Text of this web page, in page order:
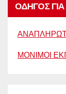
ΟΔΗΓΟΣ ΓΙΑ
ΜΟΝΙΜΟΙ